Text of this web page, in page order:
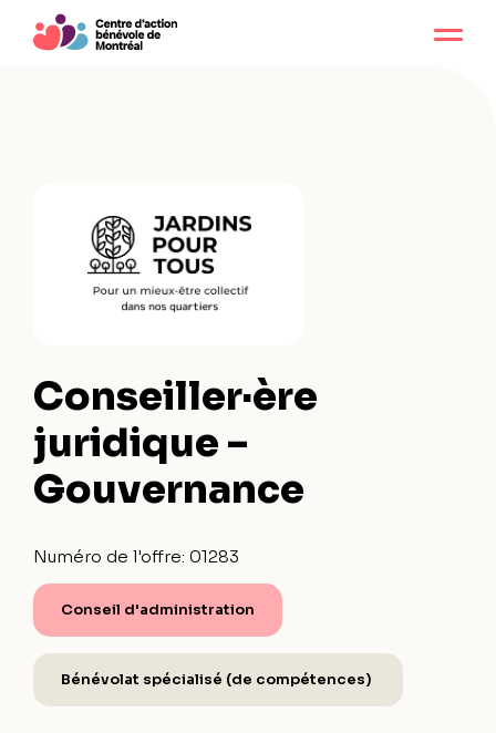
Conseiller·ère
juridique –
Gouvernance
Numéro de l'offre: 01283
Conseil d'administration
Bénévolat spécialisé (de compétences)